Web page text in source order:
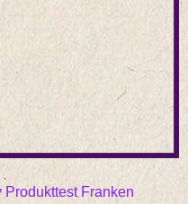
Produkttest Franken